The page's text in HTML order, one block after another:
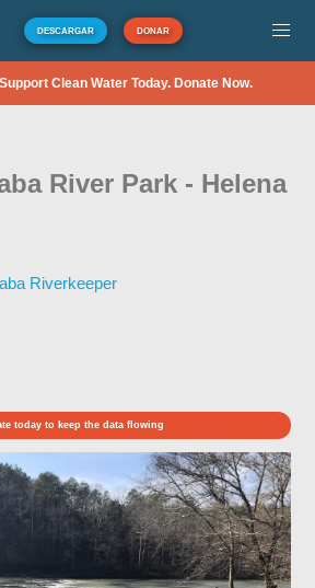
DESCARGAR DONAR
Clean Water Today. Donate Now.
River Park - Helena
Riverkeeper
today to keep the data flowing